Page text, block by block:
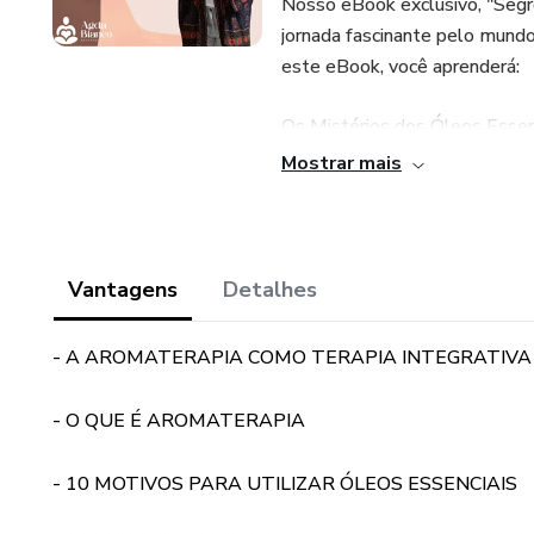
jornada fascinante pelo
este eBook, você aprenderá:
Os Mistérios dos Óleos
como eles são produzidos e
misturas de óleos essenciais
seguro e eficaz da
E como um bônus especial,
Mostrar mais
Vantagens Detalhes
- A AROMATERAPIA COMO TERAPIA
- O QUE É AROMATERAPIA
- 10 MOTIVOS PARA UTILIZAR ÓLEOS ESSENCIAIS